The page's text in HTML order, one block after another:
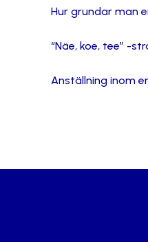
Hur grundar man
“Näe, koe, tee” -
Anställning inom